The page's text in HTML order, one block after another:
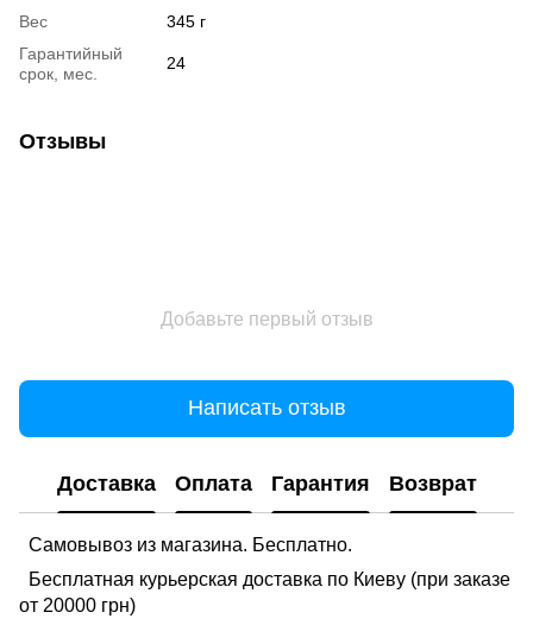
Вес
345 г
Гарантийный
срок, мес.
24
Отзывы
Добавьте первый отзыв
Написать отзыв
Доставка Оплата Гарантия Возврат
Самовывоз из магазина. Бесплатно.
Бесплатная курьерская доставка по Киеву (при заказе
от 20000 грн)